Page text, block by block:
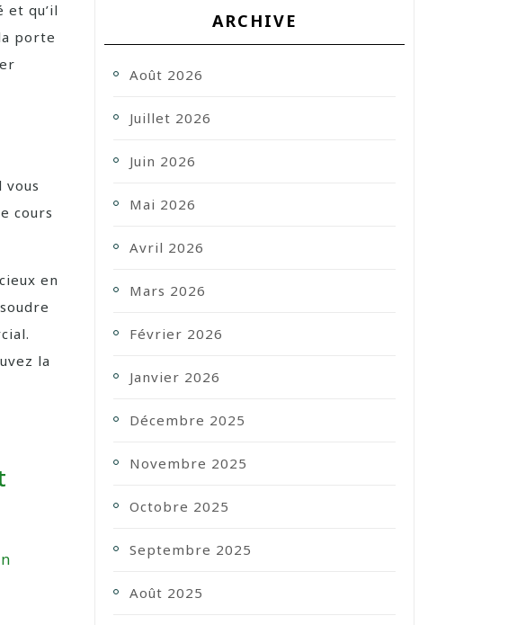
qu’il
porte
cours
en
la
ARCHIVE
Août 2026
Juillet 2026
Juin 2026
Mai 2026
Avril 2026
Mars 2026
Février 2026
Janvier 2026
Décembre 2025
Novembre 2025
Octobre 2025
Septembre 2025
Août 2025